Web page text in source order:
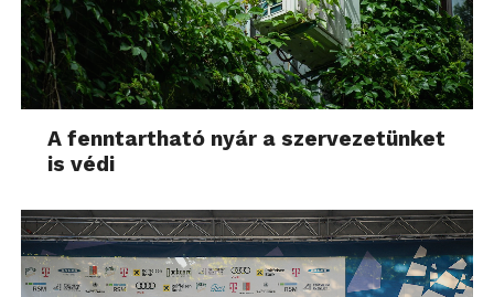
A fenntartható nyár a szervezetünket
is védi